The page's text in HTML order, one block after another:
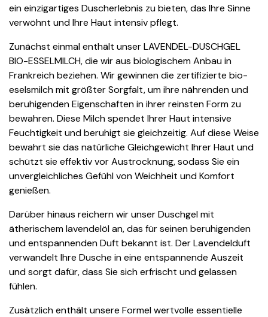
ein einzigartiges Duscherlebnis zu bieten, das Ihre Sinne
verwöhnt und Ihre Haut intensiv pflegt.
Zunächst einmal enthält unser LAVENDEL-DUSCHGEL
BIO-ESSELMILCH, die wir aus biologischem Anbau in
Frankreich beziehen. Wir gewinnen die zertifizierte bio-
eselsmilch mit größter Sorgfalt, um ihre nährenden und
beruhigenden Eigenschaften in ihrer reinsten Form zu
bewahren. Diese Milch spendet Ihrer Haut intensive
Feuchtigkeit und beruhigt sie gleichzeitig. Auf diese Weise
bewahrt sie das natürliche Gleichgewicht Ihrer Haut und
schützt sie effektiv vor Austrocknung, sodass Sie ein
unvergleichliches Gefühl von Weichheit und Komfort
genießen.
Darüber hinaus reichern wir unser Duschgel mit
ätherischem lavendelöl an, das für seinen beruhigenden
und entspannenden Duft bekannt ist. Der Lavendelduft
verwandelt Ihre Dusche in eine entspannende Auszeit
und sorgt dafür, dass Sie sich erfrischt und gelassen
fühlen.
Zusätzlich enthält unsere Formel wertvolle essentielle